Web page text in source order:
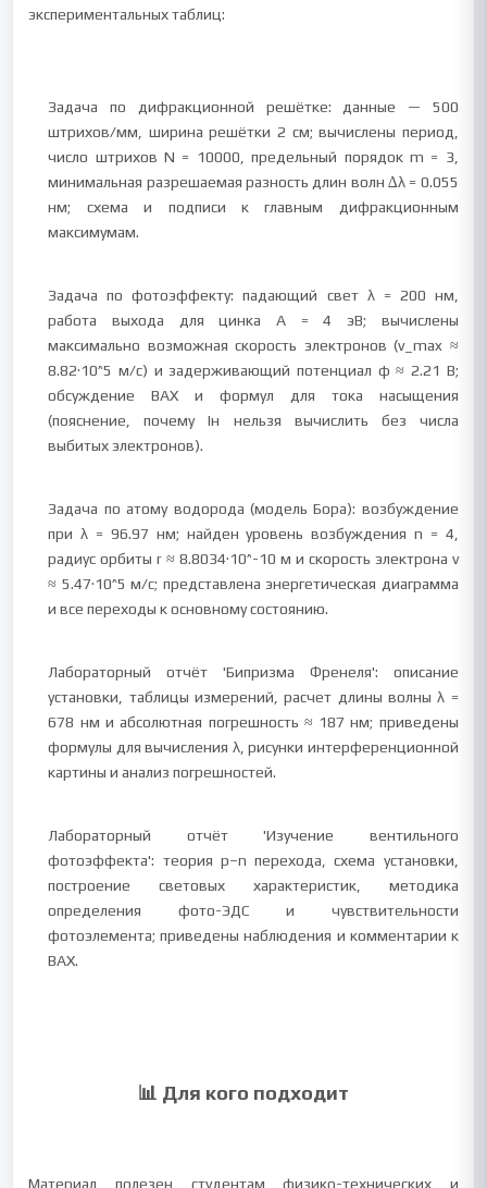
экспериментальных таблиц:
Задача по дифракционной решётке: данные — 500
штрихов/мм, ширина решётки 2 см; вычислены период,
число штрихов N = 10000, предельный порядок m = 3,
минимальная разрешаемая разность длин волн ∆λ = 0.055
нм; схема и подписи к главным дифракционным
максимумам.
Задача по фотоэффекту: падающий свет λ = 200 нм,
работа выхода для цинка A = 4 эВ; вычислены
максимально возможная скорость электронов (v_max ≈
8.82·10^5 м/с) и задерживающий потенциал φ ≈ 2.21 В;
обсуждение ВАХ и формул для тока насыщения
(пояснение, почему Iн нельзя вычислить без числа
выбитых электронов).
Задача по атому водорода (модель Бора): возбуждение
при λ = 96.97 нм; найден уровень возбуждения n = 4,
радиус орбиты r ≈ 8.8034·10^-10 м и скорость электрона v
≈ 5.47·10^5 м/с; представлена энергетическая диаграмма
и все переходы к основному состоянию.
Лабораторный отчёт 'Бипризма Френеля': описание
установки, таблицы измерений, расчет длины волны λ =
678 нм и абсолютная погрешность ≈ 187 нм; приведены
формулы для вычисления λ, рисунки интерференционной
картины и анализ погрешностей.
Лабораторный отчёт 'Изучение вентильного
фотоэффекта': теория p–n перехода, схема установки,
построение световых характеристик, методика
определения фото-ЭДС и чувствительности
фотоэлемента; приведены наблюдения и комментарии к
ВАХ.
📊 Для кого подходит
Материал полезен студентам физико-технических и